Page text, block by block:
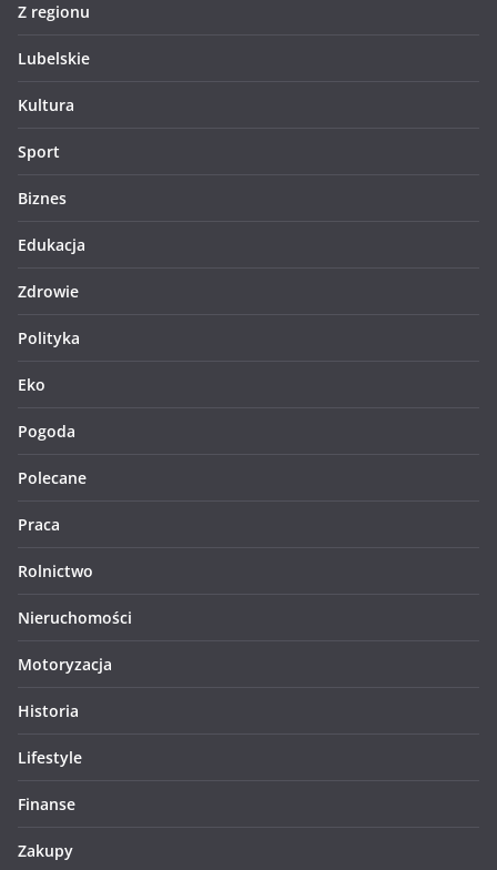
Z regionu
Lubelskie
Kultura
Sport
Biznes
Edukacja
Zdrowie
Polityka
Eko
Pogoda
Polecane
Praca
Rolnictwo
Nieruchomości
Motoryzacja
Historia
Lifestyle
Finanse
Zakupy